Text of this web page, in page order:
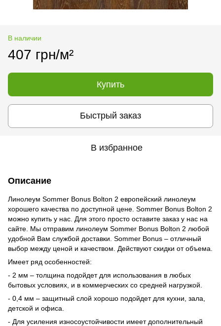
В наличии
407 грн/м²
Купить
Быстрый заказ
В избранное
Описание
Линолеум Sommer Bonus Bolton 2 европейский линолеум
хорошего качества по доступной цене. Sommer Bonus Bolton 2
можно купить у нас. Для этого просто оставите заказ у нас на
сайте. Мы отправим линолеум Sommer Bonus Bolton 2 любой
удобной Вам службой доставки. Sommer Bonus – отличный
выбор между ценой и качеством. Действуют скидки от объема.
Имеет ряд особенностей:
- 2 мм – толщина подойдет для использования в любых
бытовых условиях, и в коммерческих со средней нагрузкой.
- 0,4 мм – защитный слой хорошо подойдет для кухни, зала,
детской и офиса.
- Для усиления износоустойчивости имеет дополнительный